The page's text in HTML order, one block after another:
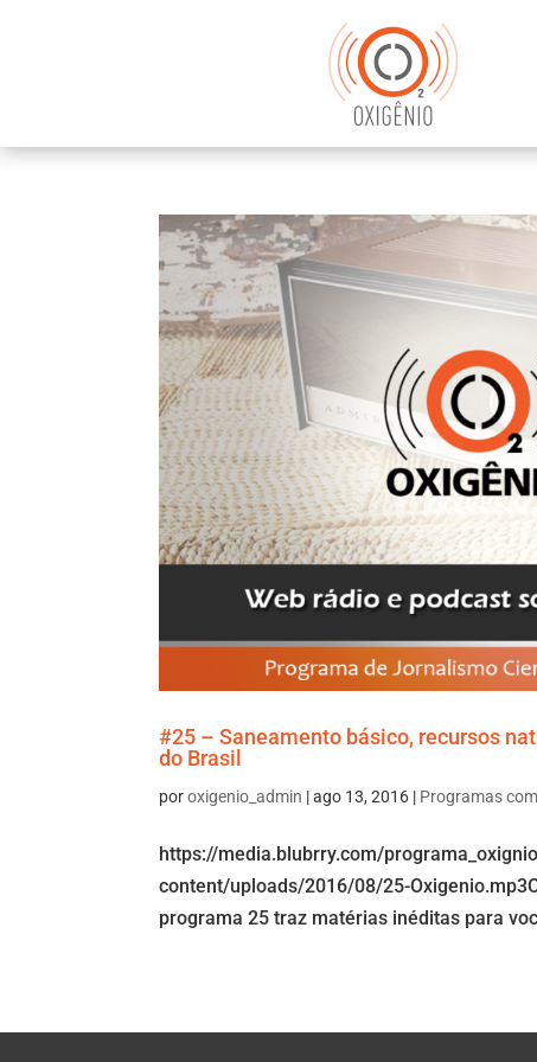
#25 – Saneamento básico, recursos
do Brasil
poroxigenio_admin |ago 13, 2016 | Programas
https://media.blubrry.com/
content/uploads/2016/08/25-
programa 25 traz matérias inéditas para